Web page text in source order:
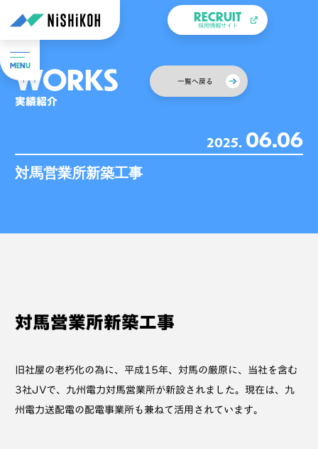
RECRUIT
採用情報サイト
MENU
WORKS
実績紹介
一覧へ戻る
2025. 06.06
対馬営業所新築工事
対馬営業所新築工事
旧社屋の老朽化の為に、平成15年、対馬の厳原に、当社を含む
3社JVで、九州電力対馬営業所が新設されました。現在は、九
州電力送配電の配電事業所も兼ねて活用されています。